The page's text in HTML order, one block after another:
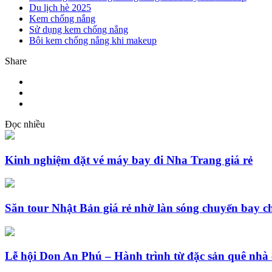
Du lịch hè 2025
Kem chống nắng
Sử dụng kem chống nắng
Bôi kem chống nắng khi makeup
Share
Đọc nhiều
Kinh nghiệm đặt vé máy bay đi Nha Trang giá rẻ
Săn tour Nhật Bản giá rẻ nhờ làn sóng chuyến bay
Lễ hội Don An Phú – Hành trình từ đặc sản quê